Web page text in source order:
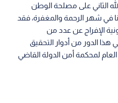
الثاني على مصلحة الوطن
في شهر الرحمة والمغفرة، فقد
الإفراج عن عدد من
هذا الدور من أدوار التحقيق
العام لمحكمة أمن الدولة القاضي